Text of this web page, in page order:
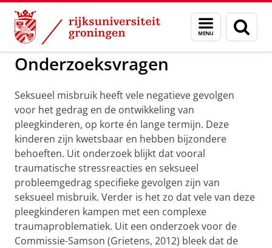
Skip
Content
Skip
Navigation
Menu
en
zoeken
GMW Project Iris
Onderzoeksvragen
Seksueel misbruik heeft vele negatieve gevolgen
voor het gedrag en de ontwikkeling van
pleegkinderen, op korte én lange termijn. Deze
kinderen zijn kwetsbaar en hebben bijzondere
behoeften. Uit onderzoek blijkt dat vooral
traumatische stressreacties en seksueel
probleemgedrag specifieke gevolgen zijn van
seksueel misbruik. Verder is het zo dat vele van deze
pleegkinderen kampen met een complexe
traumaproblematiek. Uit een onderzoek voor de
Commissie-Samson (Grietens, 2012) bleek dat de